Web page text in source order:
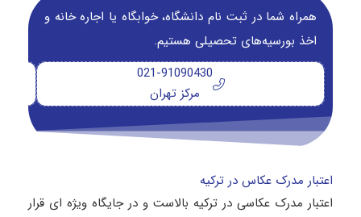
همراه شما در ثبت نام دانشگاه‌، خوابگاه یا اجاره خانه و
اخذ بورسیه‌های تحصیلی هستیم.
021-91090430
مرکز تهران
اعتبار مدرک عکاس در ترکیه
اعتبار مدرک عکاسی در ترکیه بالاست و در جایگاه ویژه ای قرار